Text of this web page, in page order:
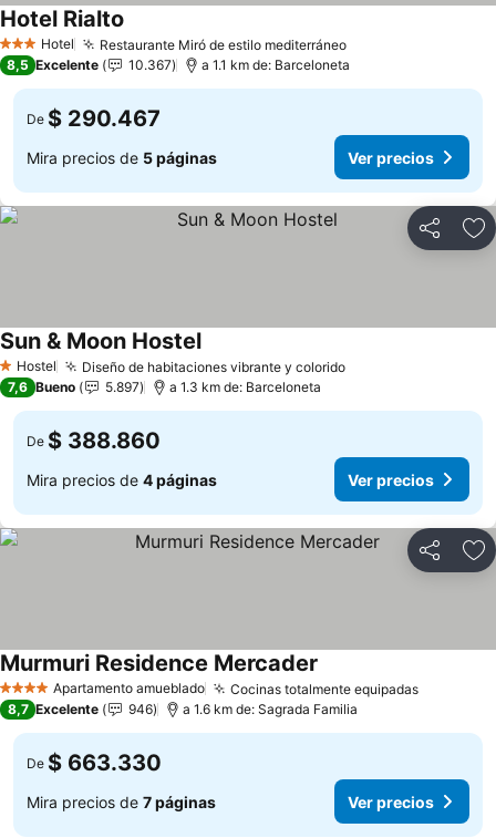
3 Estrellas
Hotel Restaurante Miró de estilo mediterráneoVer precios
Hotel Rialto
8,5 Excelente 10.367 a 1.1 km de: Barceloneta
De $ 290.467
Mira precios de 5 páginas Ver precios
Compartir
1 Estrellas
Hostel Diseño de habitaciones vibrante y coloridoVer precios
Sun & Moon HostelVer precios
7,6 Bueno 5.897 a 1.3 km de: Barceloneta
De $ 388.860
Mira precios de 4 páginas Ver precios
Compartir
4 EstrellasApartamento amueblado Cocinas totalmente equipadasVer
Murmuri Residence Mercader
8,7 Excelente 946 a 1.6 km de: Sagrada Familia
De $ 663.330
Mira precios de 7 páginas Ver precios